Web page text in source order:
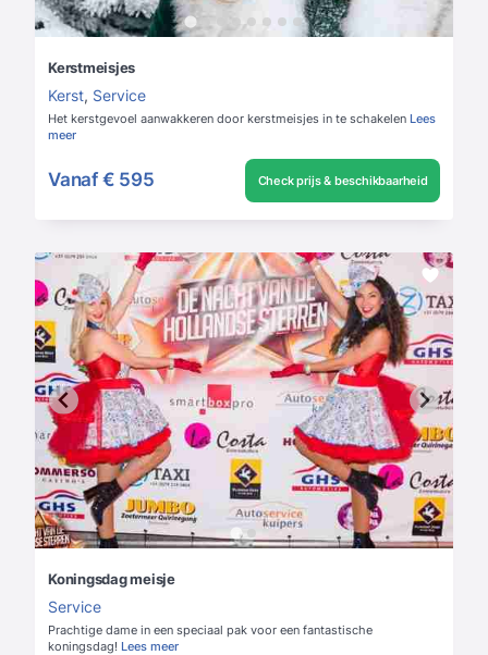
Kerstmeisjes
Kerst, Service
Het kerstgevoel aanwakkeren door kerstmeisjes in te schakelen Lees
meer
Vanaf € 595 Check prijs & beschikbaarheid
Koningsdag meisje
Service
Prachtige dame in een speciaal pak voor een fantastische
koningsdag! Lees meer